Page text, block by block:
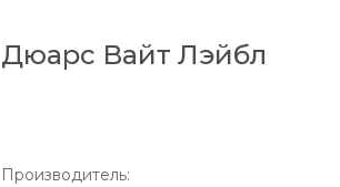
Дюарс Вайт Лэйбл
Производитель: